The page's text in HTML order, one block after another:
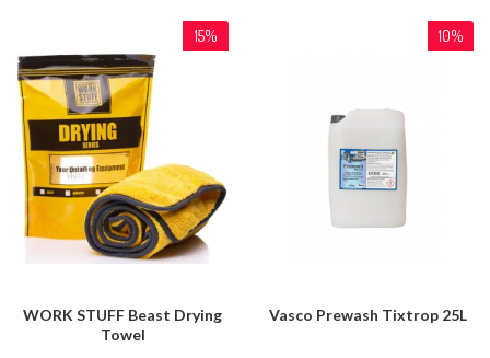
15%
WORK STUFF Beast Drying
Towel
10%
Vasco Prewash Tixtrop 25L